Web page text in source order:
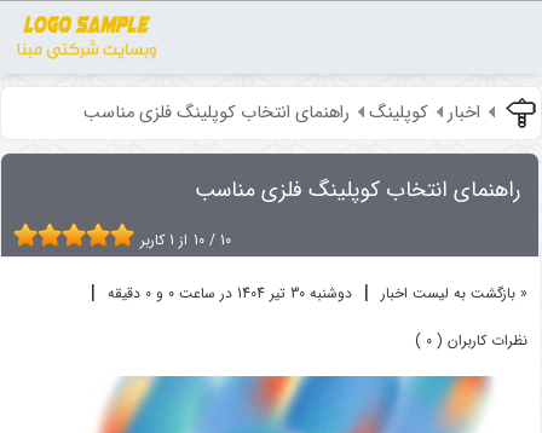
اخبار کوپلینگ راهنمای انتخاب کوپلینگ فلزی مناسب
راهنمای انتخاب کوپلینگ فلزی مناسب
10 / 10 از 1 کاربر
« بازگشت به لیست اخبار | دوشنبه 30 تير 1404 در ساعت 0 و 0 دقیقه |
نظرات کاربران ( 0 )